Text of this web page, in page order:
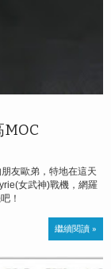
友歐弟，特地在這天
女武神)戰機，網羅
！
繼續閱讀 »